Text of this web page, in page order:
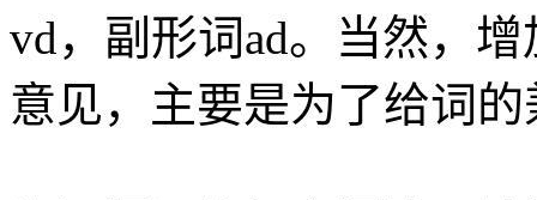
vd，副形词ad。当然，
意见，主要是为了给词